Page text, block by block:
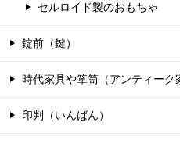
セルロイド製のおもちゃ
錠前（鍵）
時代家具や箪笥（アンティーク
印判（いんばん）